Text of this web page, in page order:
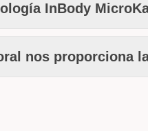
InBody
nos proporciona